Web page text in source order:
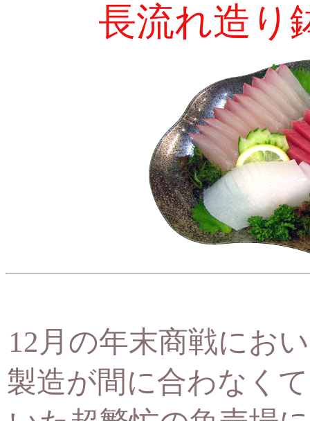
長流れ造り
12月の年末商戦にお
製造が間に合わなく